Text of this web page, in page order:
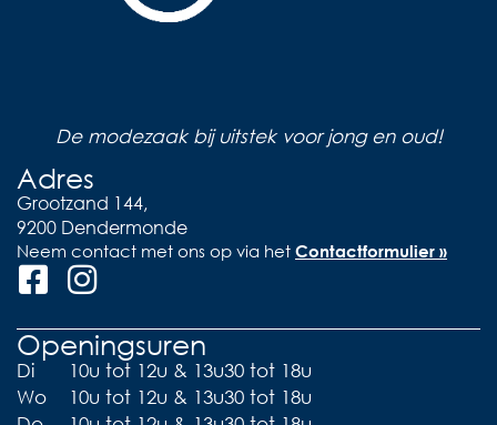
De modezaak bij uitstek voor jong en oud!
Adres
Grootzand 144,
9200 Dendermonde
Neem contact met ons op via het Contactformulier »
Openingsuren
Di
10u tot 12u & 13u30 tot 18u
Wo
10u tot 12u & 13u30 tot 18u